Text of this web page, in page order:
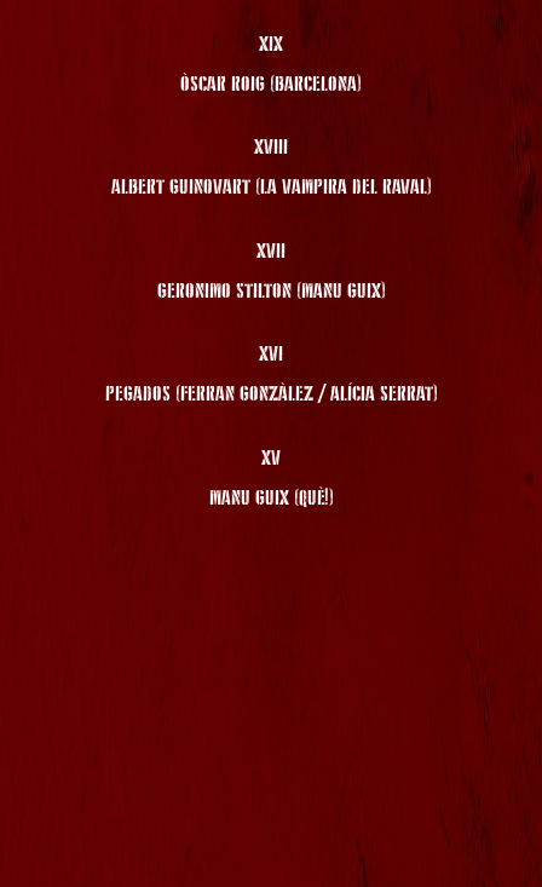
XIX
ÒSCAR ROIG (BARCELONA)
XVIII
ALBERT GUINOVART (LA VAMPIRA DEL RAVAL)
XVII
GERONIMO STILTON (MANU GUIX)
XVI
PEGADOS (FERRAN GONZÀLEZ / ALÍCIA SERRAT)
XV
MANU GUIX (QUÈ!)